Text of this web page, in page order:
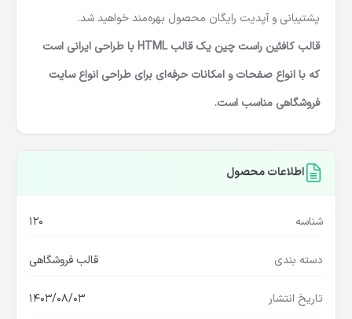
پشتیبانی و آپدیت رایگان محصول بهره‌مند خواهید شد.
قالب کافئین راست چین یک قالب HTML با طراحی ایرانی است
که با انواع صفحات و امکانات حرفه‌ای برای طراحی انواع سایت
فروشگاهی مناسب است.
اطلاعات محصول
شناسه 120
دسته بندی قالب فروشگاهی
تاریخ انتشار 1403/08/03